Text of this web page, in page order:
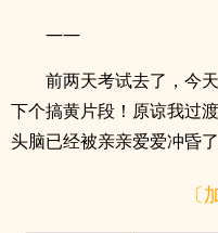
——
前两天考试去了，今
下个搞黄片段！原谅我过
头脑已经被亲亲爱爱冲昏了
〔